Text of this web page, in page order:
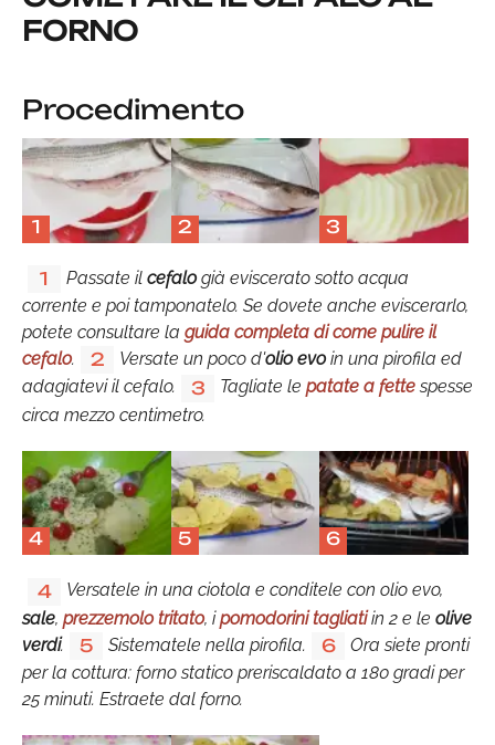
FORNO
Procedimento
1 2 3
1 Passate il cefalogià eviscerato sotto acqua
corrente e poi tamponatelo. Se dovete anche eviscerarlo,
potete consultare la guida completa di come pulire il
cefalo. 2 Versate un poco d'olio evoin una pirofila ed
adagiatevi il cefalo.
3 Tagliate le patate a fettespesse
circa mezzo centimetro.
4 5 6
4
Versatele in una ciotola e conditele con olio evo,
sale, prezzemolo tritato, ipomodorini tagliati in 2 e le olive
verdi. 5 Sistematele nella pirofila. 6
Ora siete pronti
per la cottura: forno statico preriscaldato a 180 gradi per
25 minuti. Estraete dal forno.